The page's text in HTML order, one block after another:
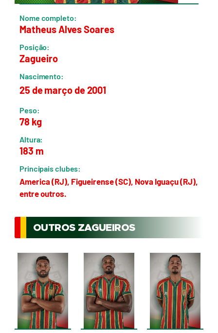
Nome completo:
Matheus Alves Soares
Posição:
Zagueiro
Nascimento:
25 de março de 2001
Peso:
78 kg
Altura:
183 m
Principais clubes:
America (RJ), Figueirense (SC), Nova Iguaçu (RJ),
entre outros.
OUTROS ZAGUEIROS